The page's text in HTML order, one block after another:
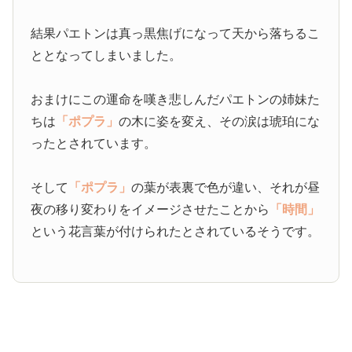
結果パエトンは真っ黒焦げになって天から落ちるこ
ととなってしまいました。
おまけにこの運命を嘆き悲しんだパエトンの姉妹た
ちは 「ポプラ」の木に姿を変え、その涙は琥珀にな
ったとされています。
そして 「ポプラ」の葉が表裏で色が違い、それが昼
夜の移り変わりをイメージさせたことから
「時間」
という花言葉が付けられたとされているそうです。